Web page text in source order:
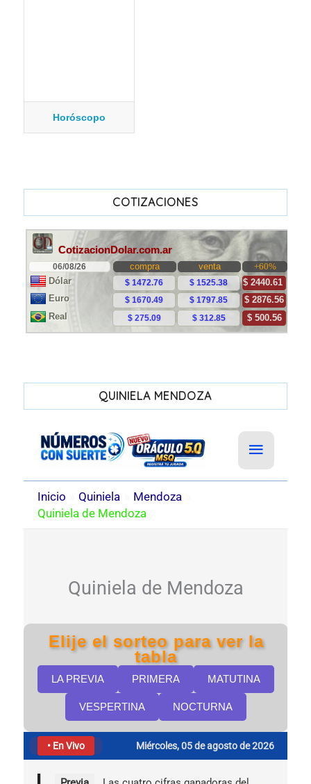
Horóscopo
COTIZACIONES
QUINIELA MENDOZA